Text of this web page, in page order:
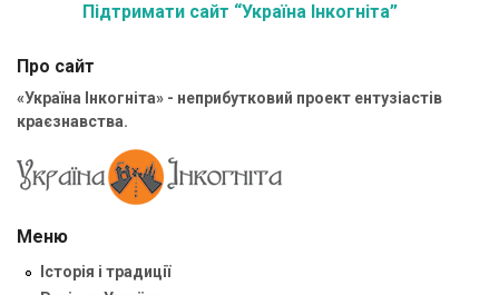
Підтримати сайт “Україна Інкогніта”
Про сайт
«Україна Інкогніта» - неприбутковий проект ентузіастів
краєзнавства.
Меню
Історія і традиції